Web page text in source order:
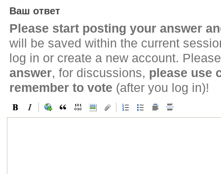
Ваш ответ
Please start posting your answer
will be saved within the current
log in or create a new account.
answer, for discussions, please use
remember to vote (after you log in)!